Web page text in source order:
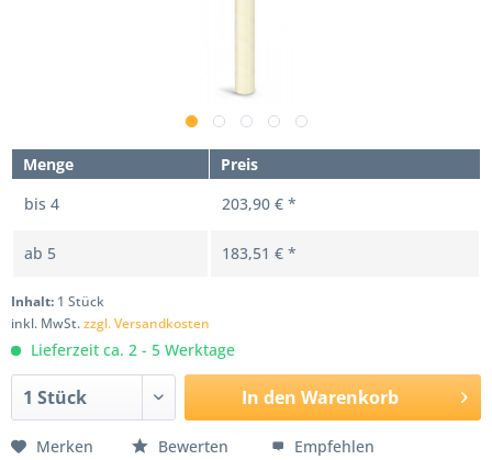
Menge
Preis
bis 4 203,90 € *
ab 5 183,51 € *
Inhalt: 1 Stück
inkl. MwSt.zzgl. Versandkosten
Lieferzeit ca. 2 - 5 Werktage
In den Warenkorb
Merken Bewerten Empfehlen